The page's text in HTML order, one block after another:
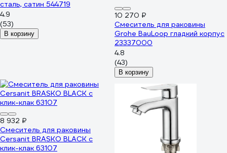
сталь, сатин 544719
4.9
(53)
В корзину
10 270 ₽
Смеситель для раковины
Grohe BauLoop гладкий корпус
23337000
4.8
(43)
В корзину
8 932 ₽
Смеситель для раковины
Cersanit BRASKO BLACK с
клик-клак 63107